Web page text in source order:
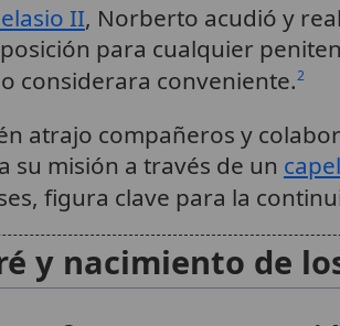
II, Norberto acudió y
para cualquier
considerara conveniente.2
atrajo compañeros y
su misión a través de un
figura clave para la
y nacimiento de